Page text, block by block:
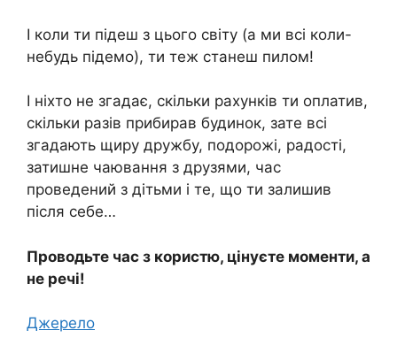
І коли ти підеш з цього світу (а ми всі коли-
небудь підемо), ти теж станеш пилом!
І ніхто не згадає, скільки рахунків ти оплатив,
скільки разів прибирав будинок, зате всі
згадають щиру дружбу, подорожі, радості,
затишне чаювання з друзями, час
проведений з дітьми і те, що ти залишив
після себе…
Проводьте час з користю, цінуєте моменти, а
не речі!
Джерело